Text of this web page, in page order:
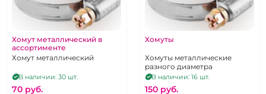
Хомут металлический в
ассортименте
Хомут металлический
В наличии: 30 шт.
70 pуб.
Хомуты
Хомуты металлические
разного диаметра
В наличии: 16 шт.
150 pуб.